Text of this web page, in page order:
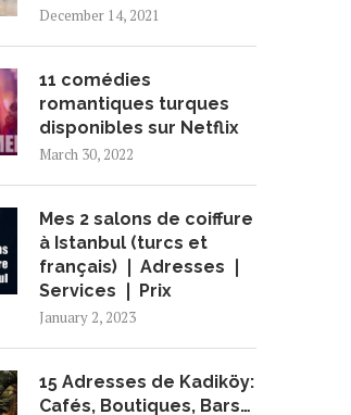
December 14, 2021
11 comédies
romantiques turques
disponibles sur Netflix
March 30, 2022
Mes 2 salons de coiffure
à Istanbul (turcs et
français) ❘ Adresses ❘
Services ❘ Prix
January 2, 2023
15 Adresses de Kadiköy:
Cafés, Boutiques, Bars…